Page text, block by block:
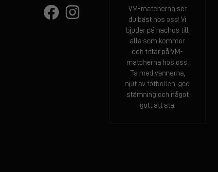
VM-matcherna ser
du bäst hos oss! Vi
bjuder på nachos till
alla som kommer
och tittar på VM-
matcherna hos oss.
Ta med vännerna,
njut av fotbollen, god
stämning och något
gott att äta.